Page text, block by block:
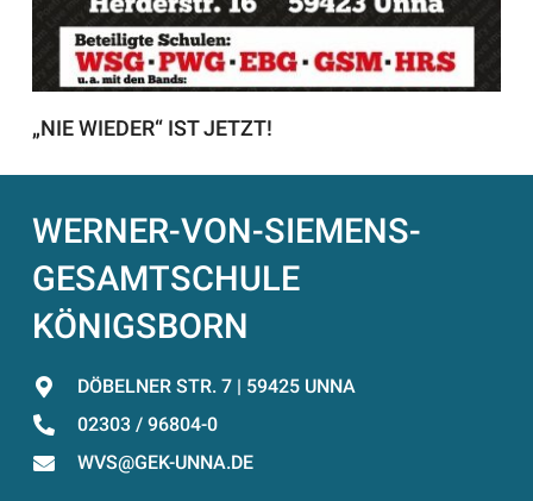
„NIE WIEDER“ IST JETZT!
WERNER-VON-SIEMENS-
GESAMTSCHULE
KÖNIGSBORN
DÖBELNER STR. 7 | 59425 UNNA
02303 / 96804-0
WVS@GEK-UNNA.DE